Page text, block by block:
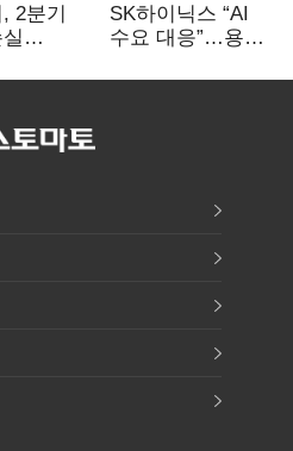
2분기
파
SK하이닉스 “AI
수요 대응”…용인
투자